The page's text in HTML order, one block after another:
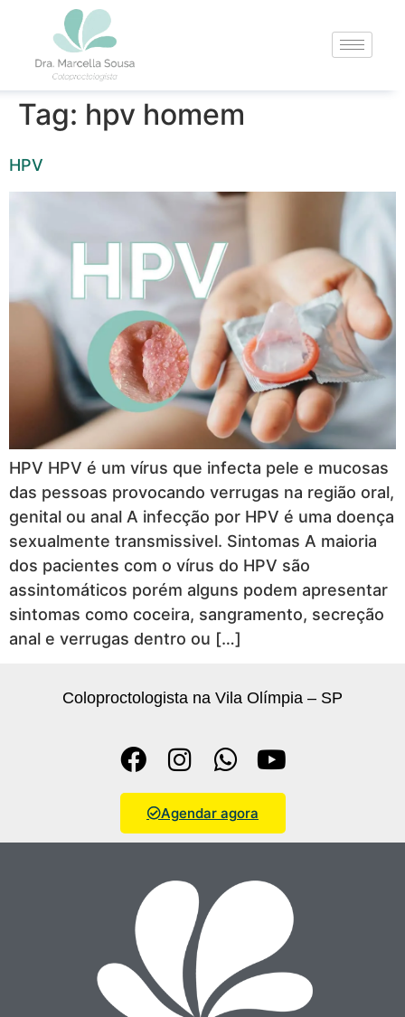
Tag: hpv homem
HPV
HPV HPV é um vírus que infecta pele e mucosas
das pessoas provocando verrugas na região oral,
genital ou anal A infecção por HPV é uma doença
sexualmente transmissivel. Sintomas A maioria
dos pacientes com o vírus do HPV são
assintomáticos porém alguns podem apresentar
sintomas como coceira, sangramento, secreção
anal e verrugas dentro ou […]
Coloproctologista na Vila Olímpia – SP
Agendar agora